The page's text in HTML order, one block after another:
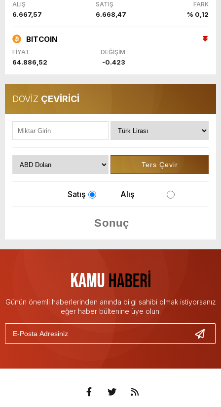
ALIŞ SATIŞ FARK
6.667,57 6.668,47 % 0,12
BITCOIN
FİYAT DEĞİŞİM
64.886,52 -0.423
DÖVİZ ÇEVİRİCİ
Satış Alış
Günün önemli haberlerinden anında bilgi sahibi olmak istiyorsanız
eğer haber bültenine üye olun.